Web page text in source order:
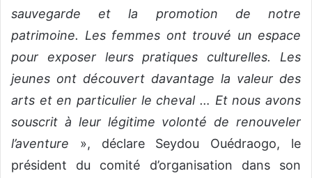
sauvegarde et la promotion de notre
patrimoine. Les femmes ont trouvé un espace
pour exposer leurs pratiques culturelles. Les
jeunes ont découvert davantage la valeur des
arts et en particulier le cheval … Et nous avons
souscrit à leur légitime volonté de renouveler
l’aventure », déclare Seydou Ouédraogo, le
président du comité d’organisation dans son